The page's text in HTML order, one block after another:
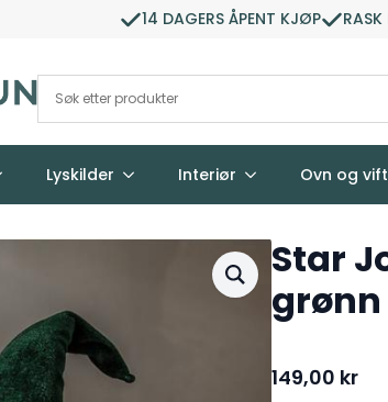
14 DAGERS ÅPENT KJØP RASK
Lyskilder Interiør Ovn og
Star
149,00 kr